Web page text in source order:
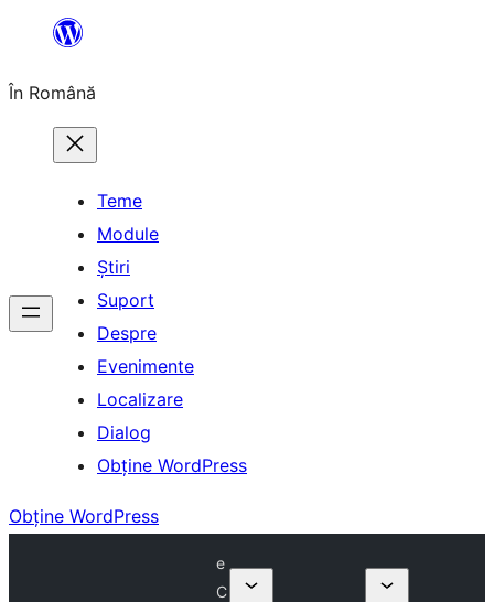
conținut
În Română
Teme
Module
Știri
Suport
Despre
Evenimente
Localizare
Dialog
Obține WordPress
Obține WordPress
e
C